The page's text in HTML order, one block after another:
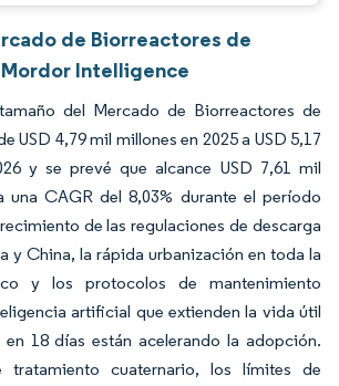
de Biorreactores de
Intelligence
del Mercado de Biorreactores de
USD 4,79 mil millones en 2025 a USD 5,17
y se prevé que alcance USD 7,61 mil
una CAGR del 8,03% durante el período
de las regulaciones de descarga
y China, la rápida urbanización en toda la
y los protocolos de mantenimiento
artificial que extienden la vida útil
18 días están acelerando la adopción.
tratamiento cuaternario, los límites de